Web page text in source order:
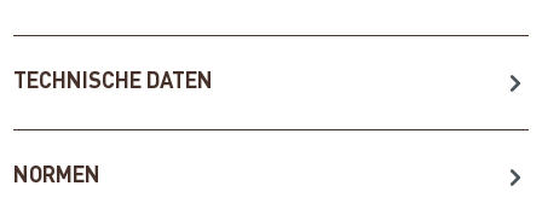
TECHNISCHE DATEN
NORMEN